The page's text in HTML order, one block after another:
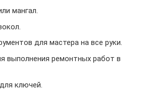
мангал.
для мастера на все руки.
выполнения ремонтных работ в
ключей.